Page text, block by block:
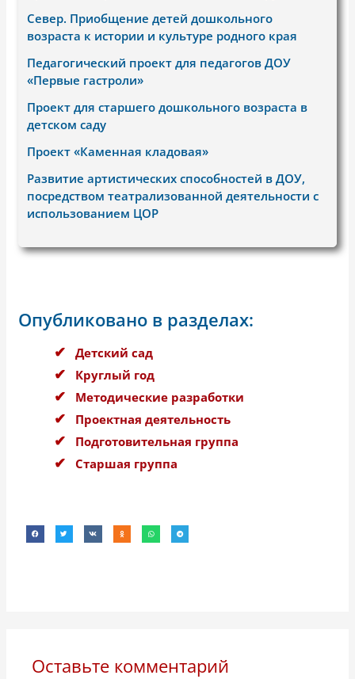
Север. Приобщение детей дошкольного
возраста к истории и культуре родного края
Педагогический проект для педагогов ДОУ
«Первые гастроли»
Проект для старшего дошкольного возраста в
детском саду
Проект «Каменная кладовая»
Развитие артистических способностей в ДОУ,
посредством театрализованной деятельности с
использованием ЦОР
Опубликовано в разделах:
Детский сад
Круглый год
Методические разработки
Проектная деятельность
Подготовительная группа
Старшая группа
Оставьте комментарий